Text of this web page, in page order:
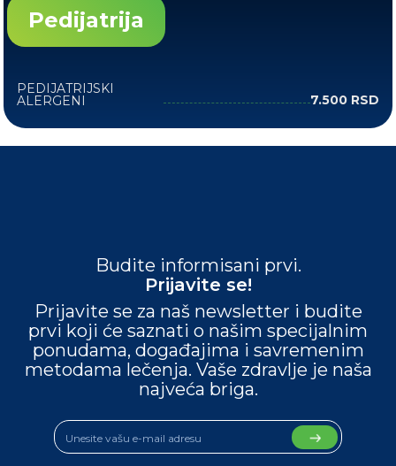
Pedijatrija
PEDIJATRIJSKI
ALERGENI 7.500 RSD
Budite informisani prvi.
Prijavite se!
Prijavite se za naš newsletter i budite
prvi koji će saznati o našim specijalnim
ponudama, događajima i savremenim
metodama lečenja. Vaše zdravlje je naša
najveća briga.